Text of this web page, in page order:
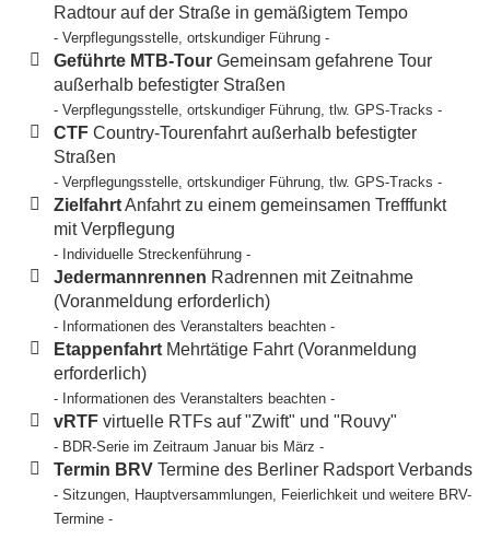
Radtour auf der Straße in gemäßigtem Tempo
- Verpflegungsstelle, ortskundiger Führung -
Geführte MTB-Tour Gemeinsam gefahrene Tour
außerhalb befestigter Straßen
- Verpflegungsstelle, ortskundiger Führung, tlw. GPS-Tracks -
CTF Country-Tourenfahrt außerhalb befestigter
Straßen
- Verpflegungsstelle, ortskundiger Führung, tlw. GPS-Tracks -
ZielfahrtAnfahrt zu einem gemeinsamen Trefffunkt
mit Verpflegung
- Individuelle Streckenführung -
Jedermannrennen Radrennen mit Zeitnahme
(Voranmeldung erforderlich)
- Informationen des Veranstalters beachten -
Etappenfahrt Mehrtätige Fahrt (Voranmeldung
erforderlich)
- Informationen des Veranstalters beachten -
vRTF virtuelle RTFs auf "Zwift" und "Rouvy"
- BDR-Serie im Zeitraum Januar bis März -
Termin BRV Termine des Berliner Radsport Verbands
- Sitzungen, Hauptversammlungen, Feierlichkeit und weitere BRV-
Termine -